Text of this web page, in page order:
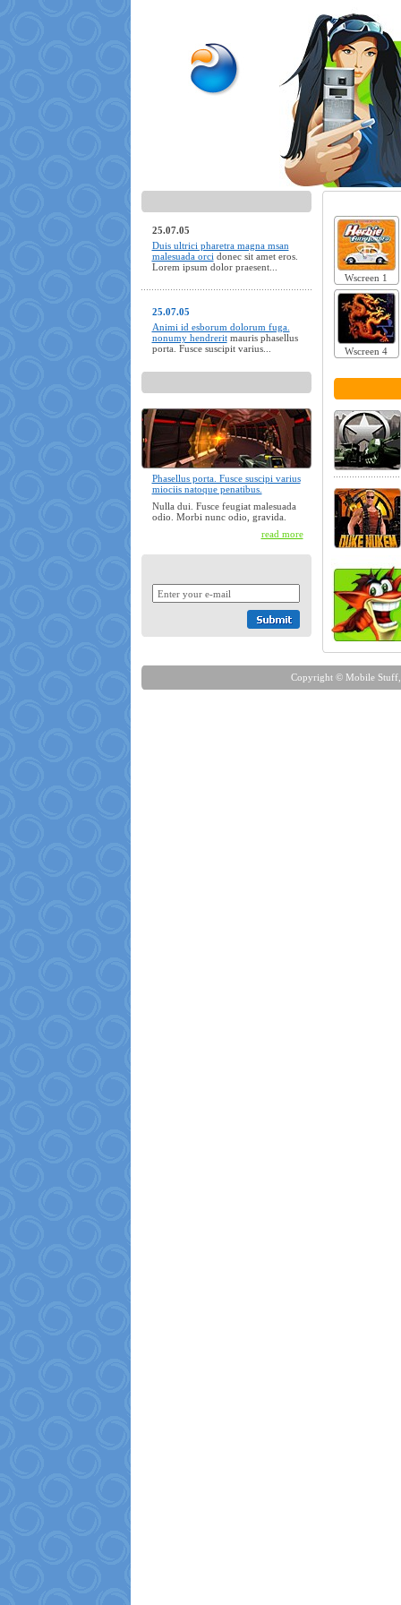
25.07.05
Duis ultrici pharetra magna msan
malesuada orci donec sit amet eros.
Lorem ipsum dolor praesent...
25.07.05
Animi id esborum dolorum fuga.
nonumy hendreritmauris phasellus
porta. Fusce suscipit varius...
Phasellus porta. Fusce suscipi varius
miociis natoque penatibus.
Nulla dui. Fusce feugiat malesuada
odio. Morbi nunc odio, gravida.
read more
Wscreen 1
Wscreen 4
Copyright © Mobile